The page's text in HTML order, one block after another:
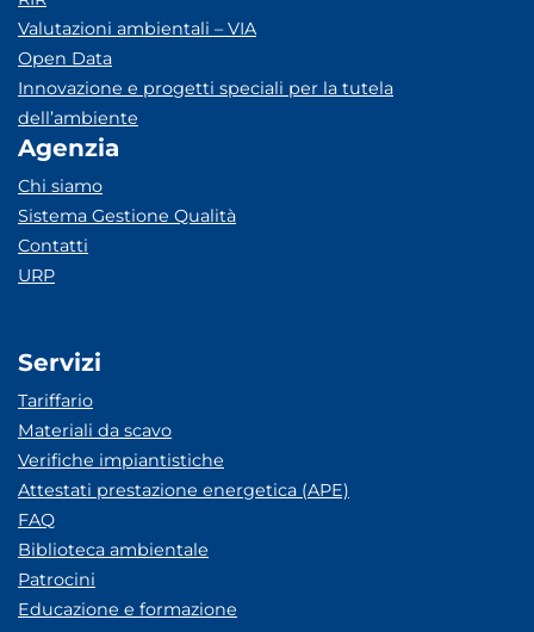
Valutazioni ambientali – VIA
Open Data
Innovazione e progetti speciali per la tutela
dell’ambiente
Agenzia
Chi siamo
Sistema Gestione Qualità
Contatti
URP
Servizi
Tariffario
Materiali da scavo
Verifiche impiantistiche
Attestati prestazione energetica (APE)
FAQ
Biblioteca ambientale
Patrocini
Educazione e formazione